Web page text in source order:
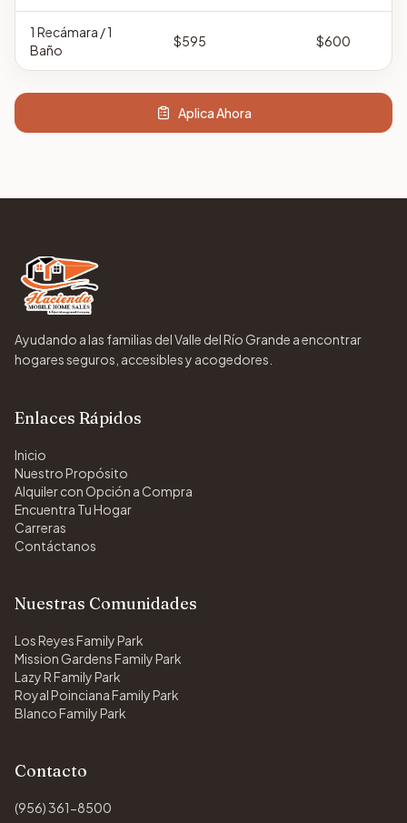
1 Recámara / 1
Baño
$595 $600
Aplica Ahora
Ayudando a las familias del Valle del Río Grande a encontrar
hogares seguros, accesibles y acogedores.
Enlaces Rápidos
Inicio
Nuestro Propósito
Alquiler con Opción a Compra
Encuentra Tu Hogar
Carreras
Contáctanos
Nuestras Comunidades
Los Reyes Family Park
Mission Gardens Family Park
Lazy R Family Park
Royal Poinciana Family Park
Blanco Family Park
Contacto
(956) 361-8500